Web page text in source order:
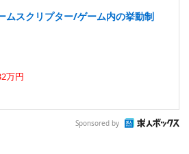
ムスクリプター/ゲーム内の挙動制
万円
Sponsored by